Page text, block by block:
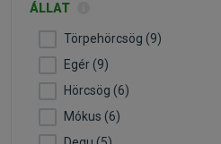
ÁLLAT
Törpehörcsög (9)
Egér (9)
Hörcsög (6)
Mókus (6)